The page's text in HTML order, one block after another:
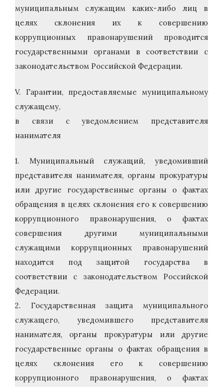
муниципальным служащим каких-либо лиц в
целях склонения их к совершению
коррупционных правонарушений проводится
государственными органами в соответствии с
законодательством Российской Федерации.
V. Гарантии, предоставляемые муниципальному
служащему,
в связи с уведомлением представителя
нанимателя
1. Муниципальный служащий, уведомивший
представителя нанимателя, органы прокуратуры
или другие государственные органы о фактах
обращения в целях склонения его к совершению
коррупционного правонарушения, о фактах
совершения другими муниципальными
служащими коррупционных правонарушений
находится под защитой государства в
соответствии с законодательством Российской
Федерации.
2. Государственная защита муниципального
служащего, уведомившего представителя
нанимателя, органы прокуратуры или другие
государственные органы о фактах обращения в
целях склонения его к совершению
коррупционного правонарушения, о фактах